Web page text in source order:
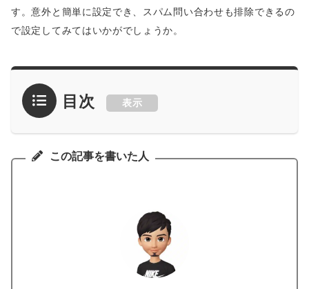
す。意外と簡単に設定でき、スパム問い合わせも排除できるの
で設定してみてはいかがでしょうか。
目次 表示
この記事を書いた人